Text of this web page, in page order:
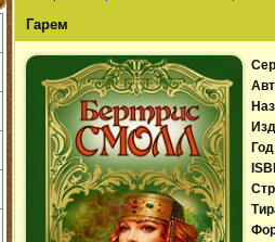
Гарем